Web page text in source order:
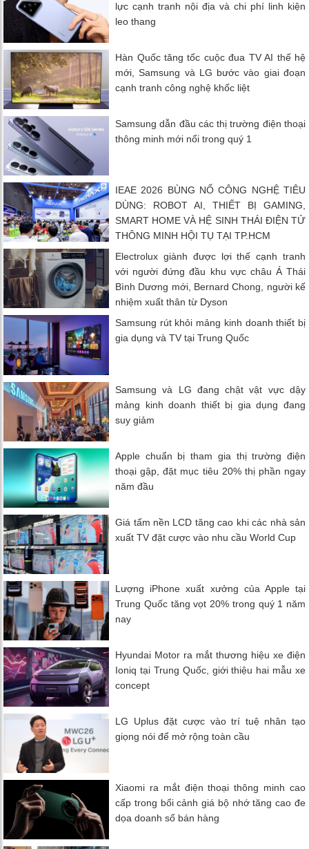
lực cạnh tranh nội địa và chi phí linh kiện
leo thang
Hàn Quốc tăng tốc cuộc đua TV AI thế hệ
mới, Samsung và LG bước vào giai đoạn
cạnh tranh công nghệ khốc liệt
Samsung dẫn đầu các thị trường điện thoại
thông minh mới nổi trong quý 1
IEAE 2026 BÙNG NỔ CÔNG NGHỆ TIÊU
DÙNG: ROBOT AI, THIẾT BỊ GAMING,
SMART HOME VÀ HỆ SINH THÁI ĐIỆN TỬ
THÔNG MINH HỘI TỤ TẠI TP.HCM
Electrolux giành được lợi thế cạnh tranh
với người đứng đầu khu vực châu Á Thái
Bình Dương mới, Bernard Chong, người kế
nhiệm xuất thân từ Dyson
Samsung rút khỏi mảng kinh doanh thiết bị
gia dụng và TV tại Trung Quốc
Samsung và LG đang chật vật vực dậy
mảng kinh doanh thiết bị gia dụng đang
suy giảm
Apple chuẩn bị tham gia thị trường điện
thoại gập, đặt mục tiêu 20% thị phần ngay
năm đầu
Giá tấm nền LCD tăng cao khi các nhà sản
xuất TV đặt cược vào nhu cầu World Cup
Lượng iPhone xuất xưởng của Apple tại
Trung Quốc tăng vọt 20% trong quý 1 năm
nay
Hyundai Motor ra mắt thương hiệu xe điện
Ioniq tại Trung Quốc, giới thiệu hai mẫu xe
concept
LG Uplus đặt cược vào trí tuệ nhân tạo
giọng nói để mở rộng toàn cầu
Xiaomi ra mắt điện thoại thông minh cao
cấp trong bối cảnh giá bộ nhớ tăng cao đe
dọa doanh số bán hàng